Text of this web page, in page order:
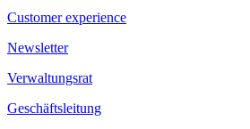
Customer experience
Newsletter
Verwaltungsrat
Geschäftsleitung